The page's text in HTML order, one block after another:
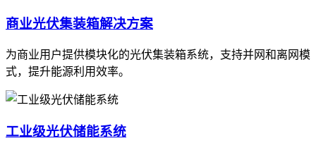
商业光伏集装箱解决方案
为商业用户提供模块化的光伏集装箱系统，支持并网和离网模
式，提升能源利用效率。
工业级光伏储能系统